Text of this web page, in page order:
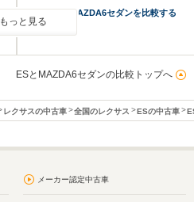
カムリとMAZDA6セダンを比較する
もっと見る
ESとMAZDA6セダンの比較トップへ
レクサスの中古車 全国のレクサス ESの中古車
メーカー認定中古車